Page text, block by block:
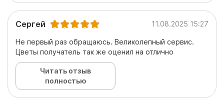
Сергей 11.08.2025 15:27
Не первый раз обращаюсь. Великолепный сервис.
Цветы получатель так же оценил на отлично
Читать отзыв
полностью